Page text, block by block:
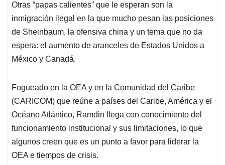
Otras “papas calientes” que le esperan son la
inmigración ilegal en la que mucho pesan las posiciones
de Sheinbaum, la ofensiva china y un tema que no da
espera: el aumento de aranceles de Estados Unidos a
México y Canadá.
Fogueado en la OEA y en la Comunidad del Caribe
(CARICOM) que reúne a países del Caribe, América y el
Océano Atlántico, Ramdin llega con conocimiento del
funcionamiento institucional y sus limitaciones, lo que
algunos creen que es un punto a favor para liderar la
OEA e tiempos de crisis.